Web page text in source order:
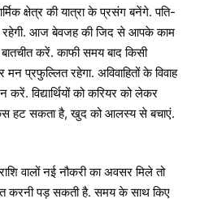
क्षेत्र की यात्रा के प्रसंग बनेंगे. पति-
रहेगी. आज बेवजह की जिद से आपके काम
करें. काफी समय बाद किसी
मन प्रफुल्लित रहेगा. अविवाहितों के विवाह
विद्यार्थियों को करियर को लेकर
हट सकता है, खुद को आलस्य से बचाएं.
वालों नई नौकरी का अवसर मिले तो
करनी पड़ सकती है. समय के साथ किए